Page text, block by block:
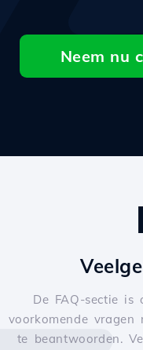
Neem nu
De FAQ-sectie is
voorkomende
te beantwoorden.